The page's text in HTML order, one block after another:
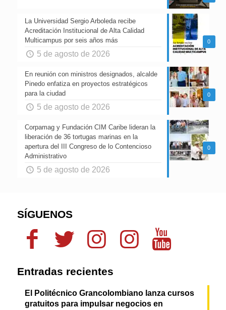
0
La Universidad Sergio Arboleda recibe
Acreditación Institucional de Alta Calidad
Multicampus por seis años más
5 de agosto de 2026
0
En reunión con ministros designados, alcalde
Pinedo enfatiza en proyectos estratégicos
para la ciudad
5 de agosto de 2026
0
Corpamag y Fundación CIM Caribe lideran la
liberación de 36 tortugas marinas en la
apertura del III Congreso de lo Contencioso
Administrativo
5 de agosto de 2026
SÍGUENOS
Entradas recientes
El Politécnico Grancolombiano lanza cursos
gratuitos para impulsar negocios en